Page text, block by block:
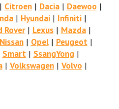
Citroen| Dacia| Daewoo |
| Hyundai| Infiniti|
Rover| Lexus| Mazda|
Nissan| Opel| Peugeot|
Smart| SsangYong |
| Volkswagen| Volvo |